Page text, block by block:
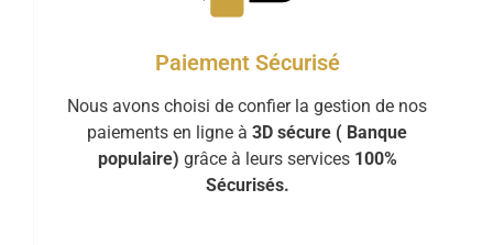
Paiement Sécurisé
Nous avons choisi de confier la gestion de nos
paiements en ligne à 3D sécure ( Banque
populaire) grâce à leurs services 100%
Sécurisés.